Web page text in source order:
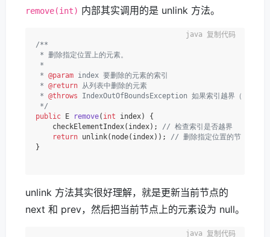
remove(int) 内部其实调用的是 unlink 方法。
/**
* 删除指定位置上的元素。
*
* @param index 要删除的元素的索引
* @return 从列表中删除的元素
* @throws IndexOutOfBoundsException 如果索引越界（
*/
public E remove( int index)
{
    checkElementIndex(index);
// 检查索引是否越界
return unlink(node(index)); // 删除指定位置的节点，并
}
复制代码
unlink 方法其实很好理解，就是更新当前节点的
next 和 prev，然后把当前节点上的元素设为 null。
复制代码